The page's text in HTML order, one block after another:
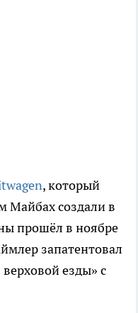
, который
Майбах создали в
прошёл в ноябре
запатентовал
верховой езды» с